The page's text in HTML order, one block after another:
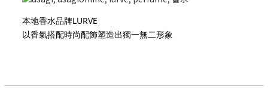
本地香水品牌LURVE
以香氣搭配時尚配飾塑造出獨一無二形象